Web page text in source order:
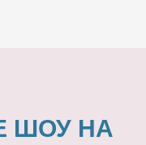
ШОУ НА